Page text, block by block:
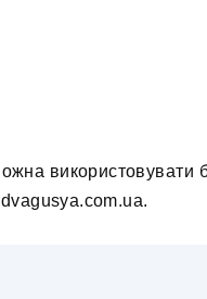
використовувати